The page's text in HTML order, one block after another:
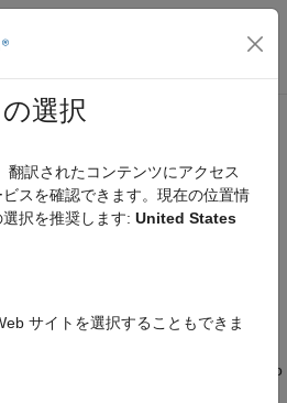
ナビゲーション メ
initial state
to
no data has been read from it.
選択
翻訳されたコンテンツにアクセス
スを確認できます。現在の位置情
択を推奨します: United States
サイトを選択することもできま